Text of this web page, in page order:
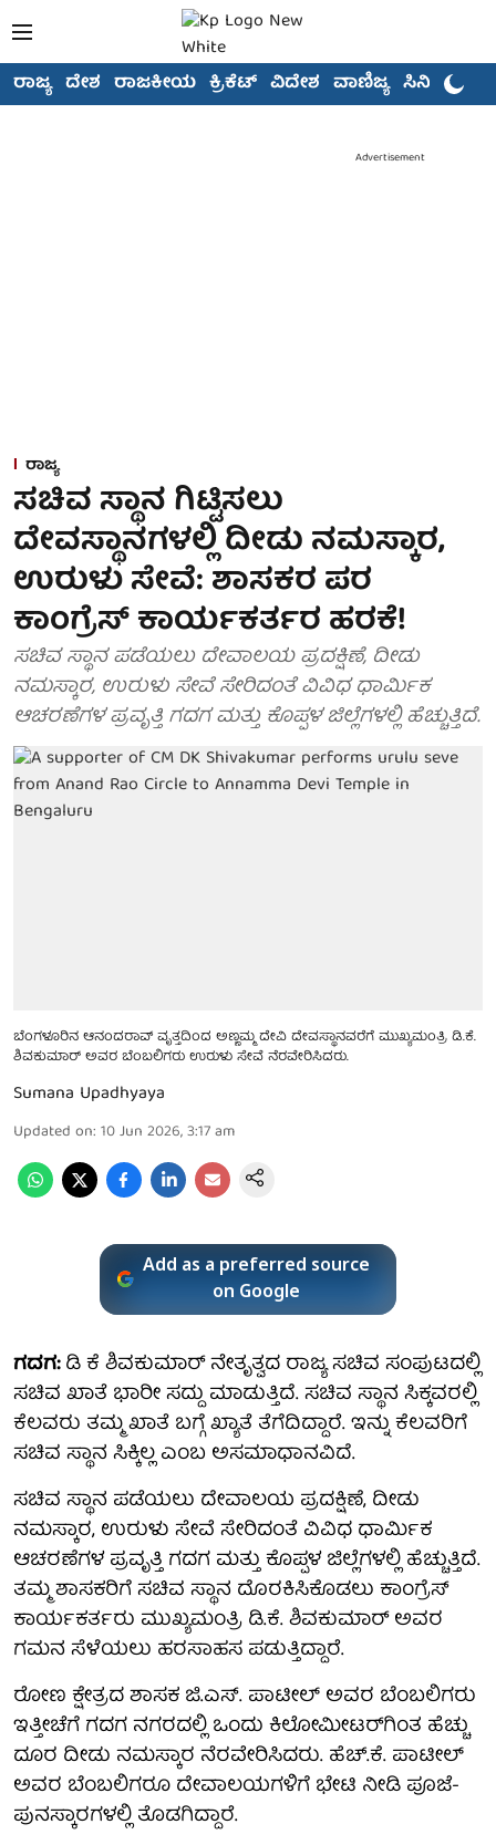
ರಾಜ್ಯ ದೇಶ ರಾಜಕೀಯ ಕ್ರಿಕೆಟ್ ವಿದೇಶ ವಾಣಿಜ್ಯ ಸಿನಿಮಾ
Advertisement
ರಾಜ್ಯ
ಸಚಿವ ಸ್ಥಾನ ಗಿಟ್ಟಿಸಲು
ದೇವಸ್ಥಾನಗಳಲ್ಲಿ ದೀಡು ನಮಸ್ಕಾರ,
ಉರುಳು ಸೇವೆ: ಶಾಸಕರ ಪರ
ಕಾಂಗ್ರೆಸ್ ಕಾರ್ಯಕರ್ತರ ಹರಕೆ!
ಸಚಿವ ಸ್ಥಾನ ಪಡೆಯಲು ದೇವಾಲಯ ಪ್ರದಕ್ಷಿಣೆ, ದೀಡು
ನಮಸ್ಕಾರ, ಉರುಳು ಸೇವೆ ಸೇರಿದಂತೆ ವಿವಿಧ ಧಾರ್ಮಿಕ
ಆಚರಣೆಗಳ ಪ್ರವೃತ್ತಿ ಗದಗ ಮತ್ತು ಕೊಪ್ಪಳ ಜಿಲ್ಲೆಗಳಲ್ಲಿ ಹೆಚ್ಚುತ್ತಿದೆ.
ಬೆಂಗಳೂರಿನ ಆನಂದರಾವ್ ವೃತ್ತದಿಂದ ಅಣ್ಣಮ್ಮ ದೇವಿ ದೇವಸ್ಥಾನವರೆಗೆ ಮುಖ್ಯಮಂತ್ರಿ ಡಿ.ಕೆ.
ಶಿವಕುಮಾರ್ ಅವರ ಬೆಂಬಲಿಗರು ಉರುಳು ಸೇವೆ ನೆರವೇರಿಸಿದರು.
Sumana Upadhyaya
Updated on: 10 Jun 2026, 3:17 am
Add as a preferred source
on Google
ಗದಗ:ಡಿ ಕೆ ಶಿವಕುಮಾರ್ ನೇತೃತ್ವದ ರಾಜ್ಯ ಸಚಿವ ಸಂಪುಟದಲ್ಲಿ
ಸಚಿವ ಖಾತೆ ಭಾರೀ ಸದ್ದು ಮಾಡುತ್ತಿದೆ. ಸಚಿವ ಸ್ಥಾನ ಸಿಕ್ಕವರಲ್ಲಿ
ಕೆಲವರು ತಮ್ಮ ಖಾತೆ ಬಗ್ಗೆ ಖ್ಯಾತೆ ತೆಗೆದಿದ್ದಾರೆ. ಇನ್ನು ಕೆಲವರಿಗೆ
ಸಚಿವ ಸ್ಥಾನ ಸಿಕ್ಕಿಲ್ಲ ಎಂಬ ಅಸಮಾಧಾನವಿದೆ.
ಸಚಿವ ಸ್ಥಾನ ಪಡೆಯಲು ದೇವಾಲಯ ಪ್ರದಕ್ಷಿಣೆ, ದೀಡು
ನಮಸ್ಕಾರ, ಉರುಳು ಸೇವೆ ಸೇರಿದಂತೆ ವಿವಿಧ ಧಾರ್ಮಿಕ
ಆಚರಣೆಗಳ ಪ್ರವೃತ್ತಿ ಗದಗ ಮತ್ತು ಕೊಪ್ಪಳ ಜಿಲ್ಲೆಗಳಲ್ಲಿ ಹೆಚ್ಚುತ್ತಿದೆ.
ತಮ್ಮ ಶಾಸಕರಿಗೆ ಸಚಿವ ಸ್ಥಾನ ದೊರಕಿಸಿಕೊಡಲು ಕಾಂಗ್ರೆಸ್
ಕಾರ್ಯಕರ್ತರು ಮುಖ್ಯಮಂತ್ರಿ ಡಿ.ಕೆ. ಶಿವಕುಮಾರ್ ಅವರ
ಗಮನ ಸೆಳೆಯಲು ಹರಸಾಹಸ ಪಡುತ್ತಿದ್ದಾರೆ.
ರೋಣ ಕ್ಷೇತ್ರದ ಶಾಸಕ ಜಿ.ಎಸ್. ಪಾಟೀಲ್ ಅವರ ಬೆಂಬಲಿಗರು
ಇತ್ತೀಚೆಗೆ ಗದಗ ನಗರದಲ್ಲಿ ಒಂದು ಕಿಲೋಮೀಟರ್‌ಗಿಂತ ಹೆಚ್ಚು
ದೂರ ದೀಡು ನಮಸ್ಕಾರ ನೆರವೇರಿಸಿದರು. ಹೆಚ್.ಕೆ. ಪಾಟೀಲ್
ಅವರ ಬೆಂಬಲಿಗರೂ ದೇವಾಲಯಗಳಿಗೆ ಭೇಟಿ ನೀಡಿ ಪೂಜೆ-
ಪುನಸ್ಕಾರಗಳಲ್ಲಿ ತೊಡಗಿದ್ದಾರೆ.